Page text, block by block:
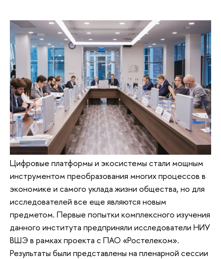
Цифровые платформы и экосистемы стали мощным
инструментом преобразования многих процессов в
экономике и самого уклада жизни общества, но для
исследователей все еще являются новым
предметом. Первые попытки комплексного изучения
данного института предприняли исследователи НИУ
ВШЭ в рамках проекта с ПАО «Ростелеком».
Результаты были представлены на пленарной сессии